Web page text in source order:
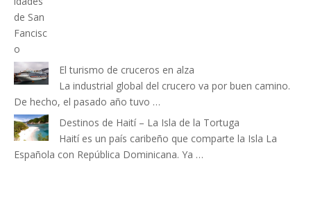
El turismo de cruceros en alza
La industrial global del crucero va por buen camino.
De hecho, el pasado año tuvo …
Destinos de Haití – La Isla de la Tortuga
Haití es un país caribeño que comparte la Isla La
Española con República Dominicana. Ya …